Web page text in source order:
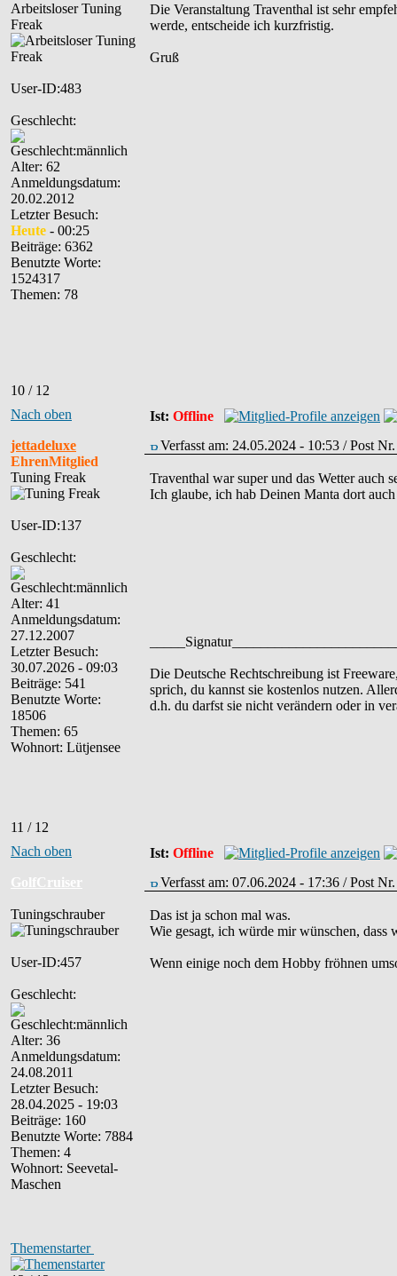
Arbeitsloser Tuning
Freak
User-ID:483
Geschlecht:
Alter: 62
Anmeldungsdatum:
20.02.2012
Letzter Besuch:
Heute - 00:25
Beiträge: 6362
Benutzte Worte:
1524317
Themen: 78
10 / 12
Die Veranstaltung Traventhal ist sehr
werde, entscheide ich kurzfristig.
Gruß
Nach oben Ist: Offline
jettadeluxe
EhrenMitglied
Tuning Freak
User-ID:137
Geschlecht:
Alter: 41
Anmeldungsdatum:
27.12.2007
Letzter Besuch:
30.07.2026 - 09:03
Beiträge: 541
Benutzte Worte:
18506
Themen: 65
Wohnort: Lütjensee
11 / 12
Verfasst am: 24.05.2024 - 10:53 / Post
Traventhal war super und das Wetter auch
Ich glaube, ich hab Deinen Manta dort
Die Deutsche Rechtschreibung ist
sprich, du kannst sie kostenlos nutzen.
d.h. du darfst sie nicht verändern oder in
Nach oben Ist: Offline
GolfCruiser
Tuningschrauber
User-ID:457
Geschlecht:
Alter: 36
Anmeldungsdatum:
24.08.2011
Letzter Besuch:
28.04.2025 - 19:03
Beiträge: 160
Benutzte Worte: 7884
Themen: 4
Wohnort: Seevetal-
Maschen
Themenstarter
Verfasst am: 07.06.2024 - 17:36 / Post
Das ist ja schon mal was.
Wie gesagt, ich würde mir wünschen,
Wenn einige noch dem Hobby fröhnen